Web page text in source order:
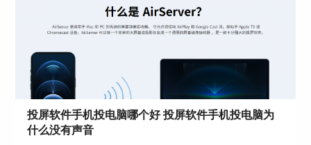
进入Airserver软件的“Display”设置界面，开启下方
的“Use accelerated graphics if available”命令。使用
投屏效果。
投屏软件手机投电脑哪个好 投屏软件手机投电脑为
什么没有声音